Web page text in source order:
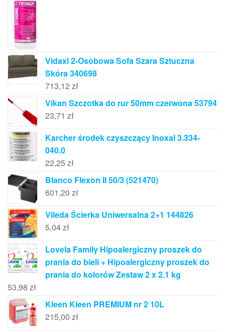
Vidaxl 2-Osobowa Sofa Szara Sztuczna
Skóra 340698
713,12 zł
Vikan Szczotka do rur 50mm czerwona 53794
23,71 zł
Karcher środek czyszczący Inoxal 3.334-
040.0
22,25 zł
Blanco Flexon II 50/3 (521470)
601,20 zł
Vileda Ścierka Uniwersalna 2+1 144826
5,04zł
Lovela Family Hipoalergiczny proszek do
prania do bieli + Hipoalergiczny proszek do
prania do kolorów Zestaw 2 x 2.1 kg
53,98 zł
Kleen Kleen PREMIUM nr 2 10L
215,00 zł